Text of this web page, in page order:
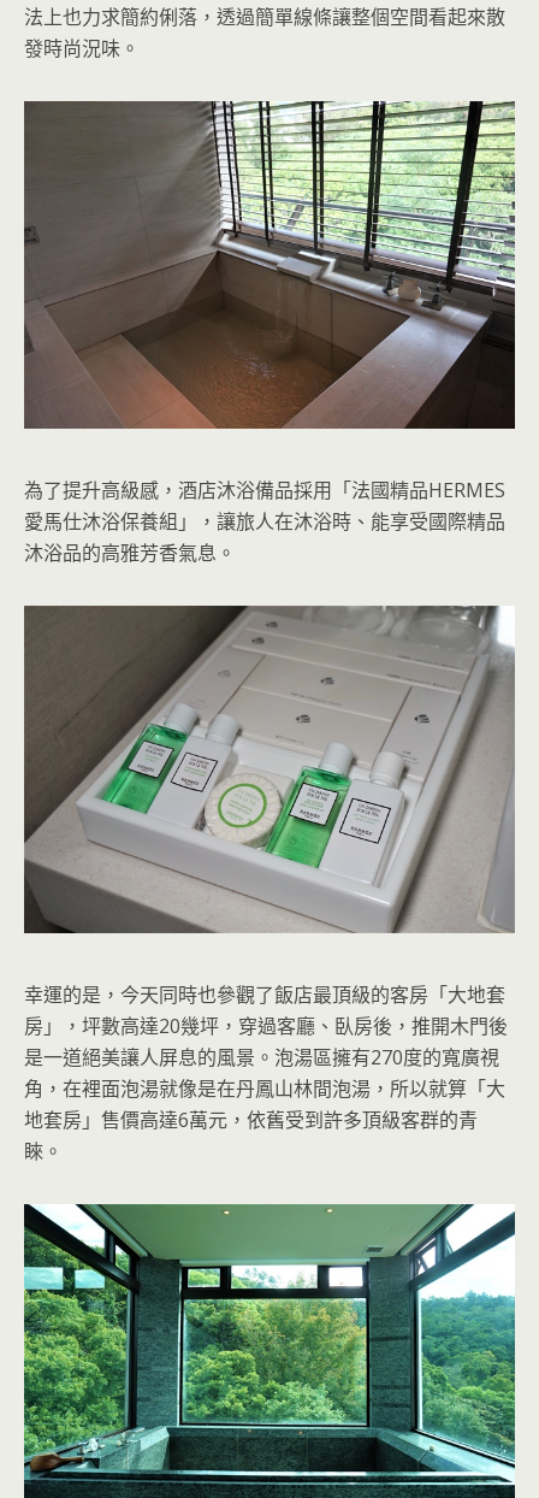
法上也力求簡約俐落，透過簡單線條讓整個空間看起來散
發時尚況味。
為了提升高級感，酒店沐浴備品採用「法國精品HERMES
愛馬仕沐浴保養組」，讓旅人在沐浴時、能享受國際精品
沐浴品的高雅芳香氣息。
幸運的是，今天同時也參觀了飯店最頂級的客房「大地套
房」，坪數高達20幾坪，穿過客廳、臥房後，推開木門後
是一道絕美讓人屏息的風景。泡湯區擁有270度的寬廣視
角，在裡面泡湯就像是在丹鳳山林間泡湯，所以就算「大
地套房」售價高達6萬元，依舊受到許多頂級客群的青
睞。